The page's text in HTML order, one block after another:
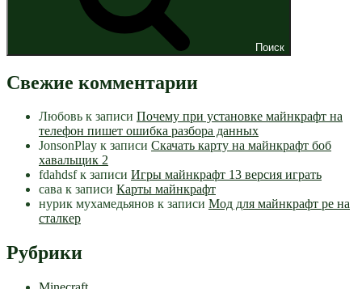
Поиск
Свежие комментарии
Любовь к записи Почему при установке майнкрафт на
телефон пишет ошибка разбора данных
JonsonPlay к записи Скачать карту на майнкрафт боб
хавальщик 2
fdahdsfк записи Игры майнкрафт 13 версия играть
сава к записи Карты майнкрафт
нурик мухамедьянов к записи Мод для майнкрафт pe на
сталкер
Рубрики